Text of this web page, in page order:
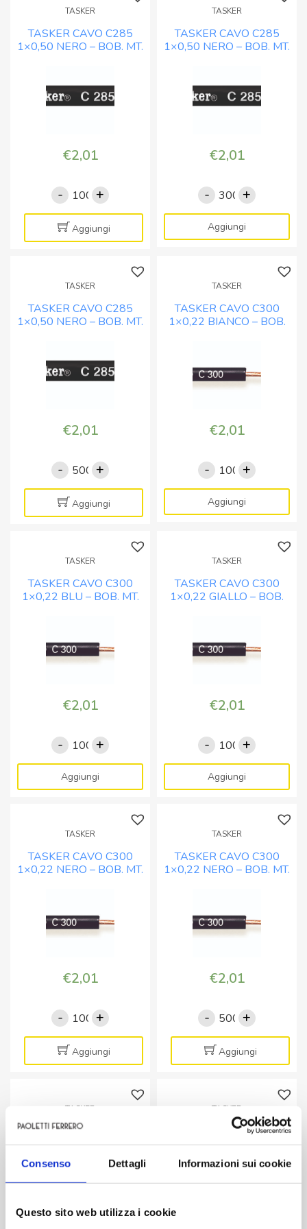
Consenso Dettagli Informazioni sui cookie
Questo sito web utilizza i cookie
TASKER
TASKER CAVO C285
1×0,50 NERO – BOB. MT.
€2,01
-
TASKER
CAVO
C285
1x0,50
BOB.
MT.
100
+
Aggiungi
TASKER
TASKER CAVO C285
1×0,50 NERO – BOB. MT.
€2,01
-
TASKER
CAVO
C285
1x0,50
BOB.
MT.
300
+
Aggiungi
TASKER
TASKER CAVO C285
1×0,50 NERO – BOB. MT.
€2,01
-
TASKER
CAVO
C285
1x0,50
BOB.
MT.
500
+
Aggiungi
TASKER
TASKER CAVO C300
1×0,22 BIANCO – BOB.
€2,01
-
TASKER
CAVO
C300
1x0,22
BOB.
MT.
100
+
Aggiungi
TASKER
TASKER CAVO C300
1×0,22 BLU – BOB. MT.
€2,01
-
TASKER
CAVO
C300
1x0,22
MT.
100
+
Aggiungi
TASKER
TASKER CAVO C300
1×0,22 GIALLO – BOB.
€2,01
-
TASKER
CAVO
C300
1x0,22
MT.
100
+
Aggiungi
TASKER
TASKER CAVO C300
1×0,22 NERO – BOB. MT.
€2,01
-
TASKER
CAVO
C300
1x0,22
MT.
100
quantità
+
Aggiungi
TASKER
TASKER CAVO C300
1×0,22 NERO – BOB. MT.
€2,01
-
TASKER
CAVO
C300
1x0,22
500
quantità
+
Aggiungi
TASKER
TASKER CAVO C300
1×0,22 ROSSO – BOB.
MT. 100
TASKER
TASKER CAVO C300
1×0,22 VERDE – BOB.
MT. 100